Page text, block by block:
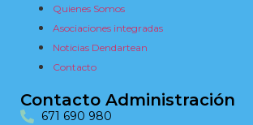
Quienes Somos
Asociaciones integradas
Noticias Dendartean
Contacto
Contacto Administración
671 690 980